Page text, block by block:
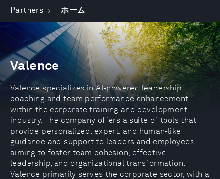
Partners ホーム
Valence
Valence specializes in AI-powered leadership
coaching and team performance enhancement
within the corporate training and development
industry. The company offers a suite of tools that
provide personalized, expert, and human-like
guidance and support to leaders and employees,
aiming to foster team cohesion, effective
leadership, and organizational transformation.
Valence primarily serves the corporate sector, with a